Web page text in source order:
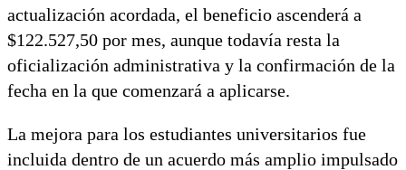
actualización acordada, el beneficio ascenderá a
$122.527,50 por mes, aunque todavía resta la
oficialización administrativa y la confirmación de la
fecha en la que comenzará a aplicarse.
La mejora para los estudiantes universitarios fue
incluida dentro de un acuerdo más amplio impulsado